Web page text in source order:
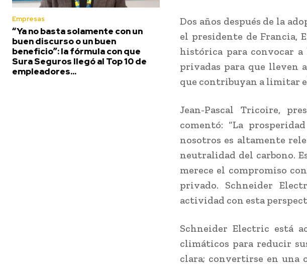
Empresas
“Ya no basta solamente con un
buen discurso o un buen
beneficio”: la fórmula con que
Sura Seguros llegó al Top 10 de
empleadores...
Dos años después de la
el presidente de Francia,
histórica para convocar
privadas para que lleven
que contribuyan a limitar
Jean-Pascal Tricoire,
comentó: “La
nosotros es altamente
neutralidad del carbono.
merece el compromiso
privado. Schneider
actividad con esta
Schneider Electric está
climáticos para reducir
clara; convertirse en una